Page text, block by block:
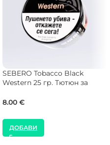
SEBERO Tobacco Black
Western 25 гр. Тютюн за
8.00 €
ДОБАВИ